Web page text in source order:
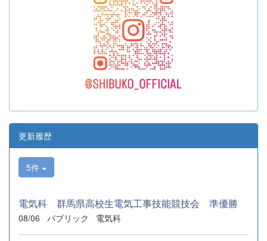
更新履歴
5件
電気科 群馬県高校生電気工事技能競技会 準優勝
08/06 パブリック 電気科